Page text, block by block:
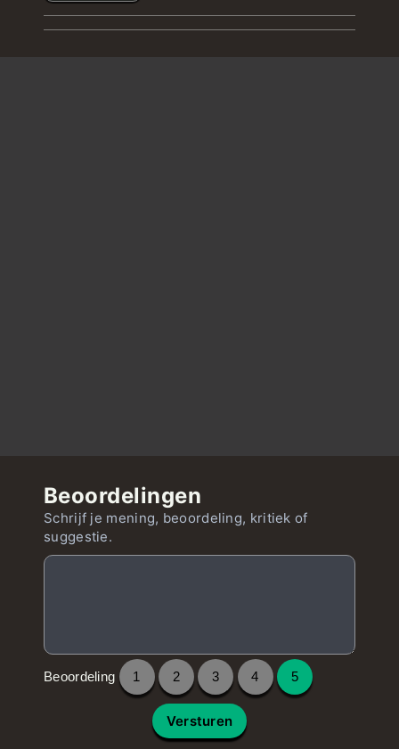
Beoordelingen
Schrijf je mening, beoordeling, kritiek of
suggestie.
Beoordeling 1 2 3 4 5
Versturen